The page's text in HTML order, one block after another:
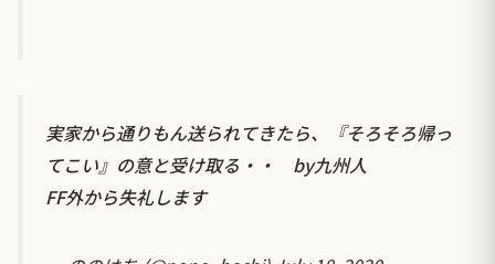
実家から通りもん送られてきたら、『そろそろ帰っ
てこい』の意と受け取る・・ by九州人
FF外から失礼します